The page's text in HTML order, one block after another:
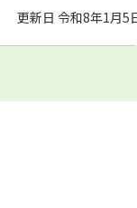
更新日 令和8年1月5